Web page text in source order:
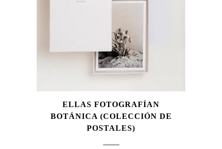
ELLAS FOTOGRAFÍAN
BOTÁNICA (COLECCIÓN DE
POSTALES)